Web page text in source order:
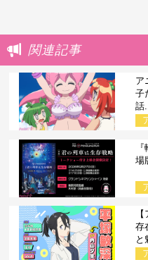
関連記事
ア
子
話
場
存
と